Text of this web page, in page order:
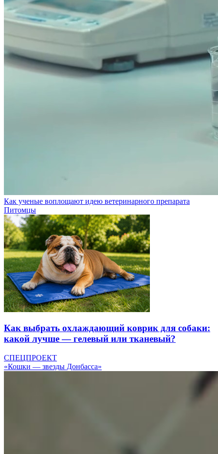
Как ученые воплощают идею ветеринарного препарата
Питомцы
Как выбрать охлаждающий коврик для собаки:
какой лучше — гелевый или тканевый?
СПЕЦПРОЕКТ
«Кошки — звезды Донбасса»